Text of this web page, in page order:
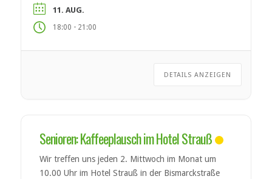
Ablassen Grundlagen der Klettertechnik
Selbstständiges Klettern im […]
11. AUG.
18:00 - 21:00
DETAILS ANZEIGEN
Senioren: Kaffeeplausch im Hotel Strauß
Wir treffen uns jeden 2. Mittwoch im Monat um
10.00 Uhr im Hotel Strauß in der Bismarckstraße